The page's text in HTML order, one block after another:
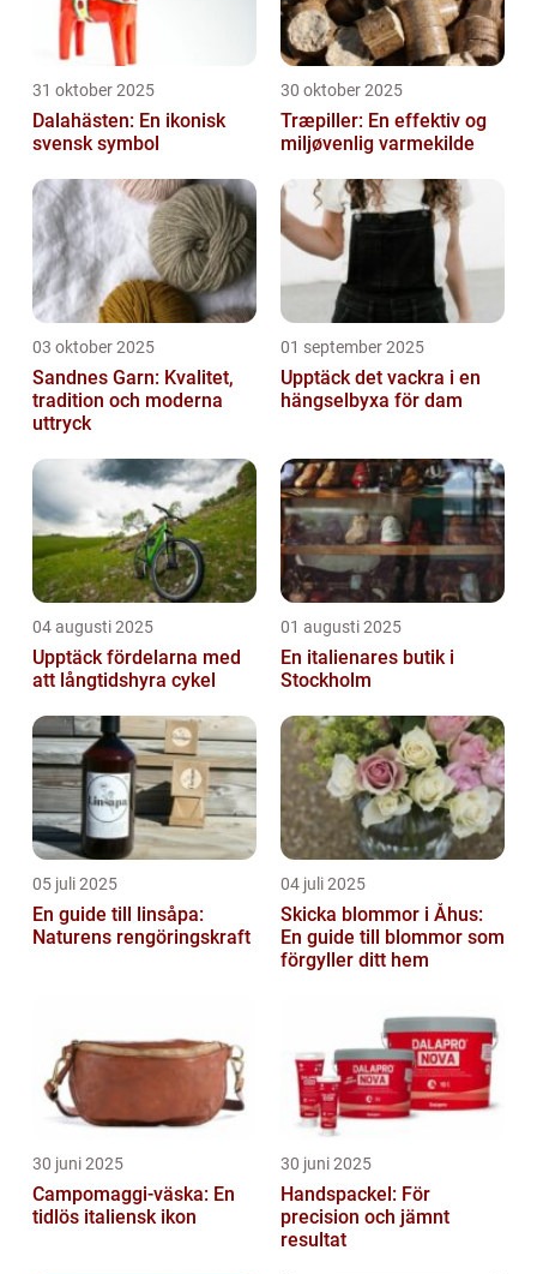
31 oktober 2025
Dalahästen: En ikonisk
svensk symbol
30 oktober 2025
Træpiller: En effektiv og
miljøvenlig varmekilde
03 oktober 2025
Sandnes Garn: Kvalitet,
tradition och moderna
uttryck
01 september 2025
Upptäck det vackra i en
hängselbyxa för dam
04 augusti 2025
Upptäck fördelarna med
att långtidshyra cykel
01 augusti 2025
En italienares butik i
Stockholm
05 juli 2025
En guide till linsåpa:
Naturens rengöringskraft
04 juli 2025
Skicka blommor i Åhus:
En guide till blommor som
förgyller ditt hem
30 juni 2025
Campomaggi-väska: En
tidlös italiensk ikon
30 juni 2025
Handspackel: För
precision och jämnt
resultat